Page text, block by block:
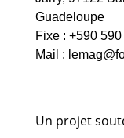
Guadeloupe
Fixe : +590
Mail :
Un projet